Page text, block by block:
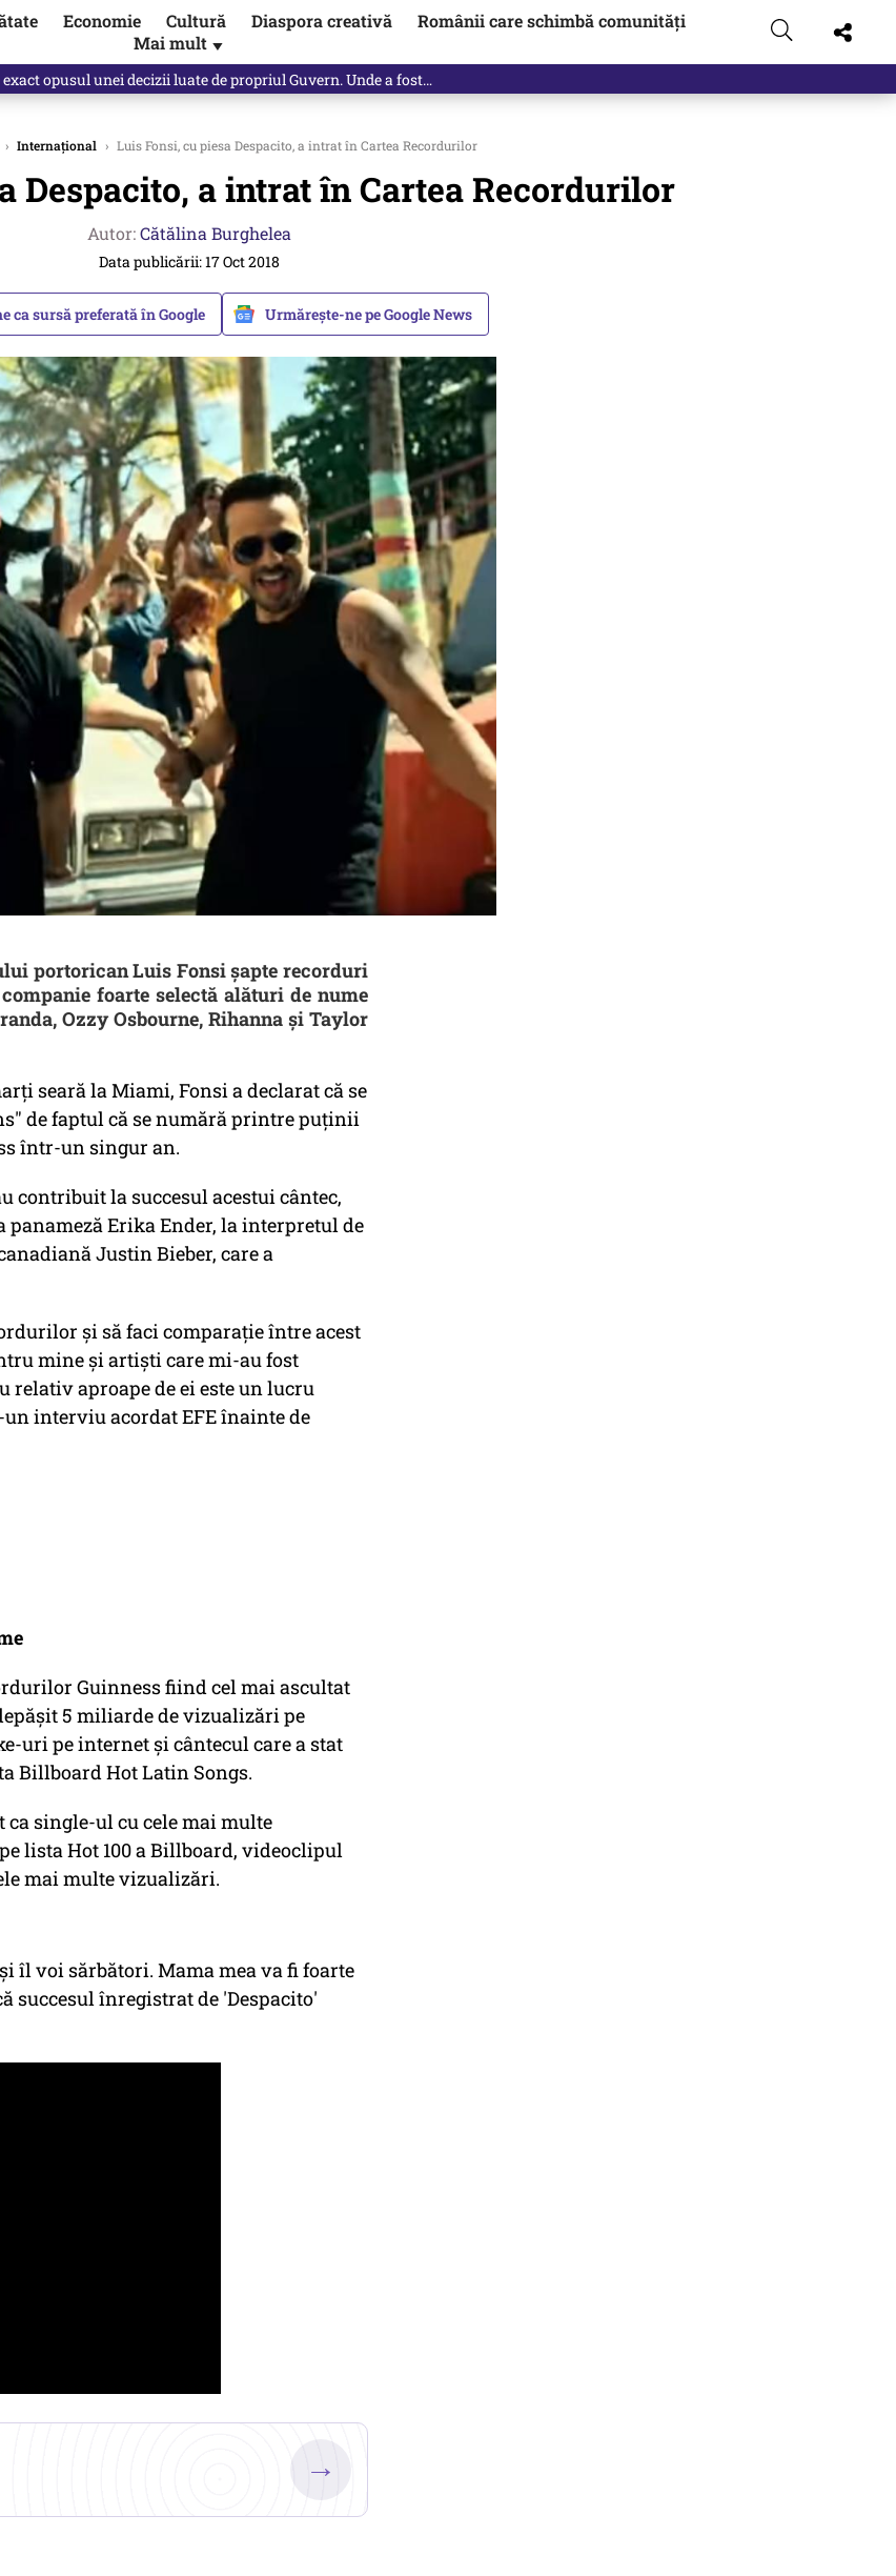
Economie Cultură Diaspora creativă
Românii care schimbă comunități
Mai mult ▼
lui Ilie Bolojan / video
› Internațional › Luis Fonsi, cu piesa Despacito, a intrat în Cartea Recordurilor
Despacito, a intrat în Cartea Recordurilor
Autor:Cătălina Burghelea
Data publicării: 17 Oct 2018
ca sursă preferată în Google Urmărește-ne pe Google News
portorican Luis Fonsi şapte recorduri
foarte selectă alături de nume
Ozzy Osbourne, Rihanna şi Taylor
seară la Miami, Fonsi a declarat că se
de faptul că se numără printre puţinii
într-un singur an.
contribuit la succesul acestui cântec,
Erika Ender, la interpretul de
Justin Bieber, care a
şi să faci comparaţie între acest
mine şi artişti care mi-au fost
relativ aproape de ei este un lucru
interviu acordat EFE înainte de
Guinness fiind cel mai ascultat
5 miliarde de vizualizări pe
uri pe internet şi cântecul care a stat
Billboard Hot Latin Songs.
ca single-ul cu cele mai multe
lista Hot 100 a Billboard, videoclipul
mai multe vizualizări.
îl voi sărbători. Mama mea va fi foarte
succesul înregistrat de 'Despacito'
→